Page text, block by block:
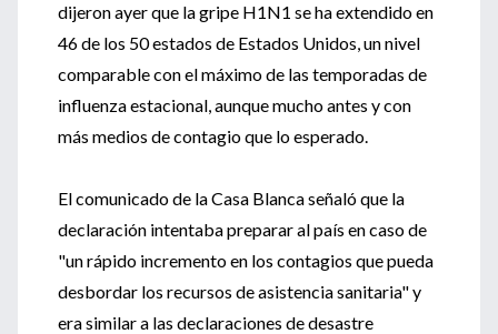
dijeron ayer que la gripe H1N1 se ha extendido en
46 de los 50 estados de Estados Unidos, un nivel
comparable con el máximo de las temporadas de
influenza estacional, aunque mucho antes y con
más medios de contagio que lo esperado.
El comunicado de la Casa Blanca señaló que la
declaración intentaba preparar al país en caso de
"un rápido incremento en los contagios que pueda
desbordar los recursos de asistencia sanitaria" y
era similar a las declaraciones de desastre